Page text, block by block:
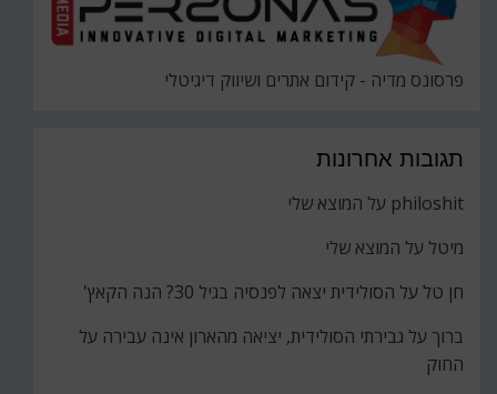
פרסונס מדיה - קידום אתרים ושיווק דיגיטלי
תגובות אחרונות
philoshit על המוצא שלי
מיטל על המוצא שלי
חן טל על הסולידית יצאה לפנסיה בגיל 30? הנה הקאץ'
ברוך על גבירתי הסולידית, יציאה מהארון אינה עבירה על
החוק